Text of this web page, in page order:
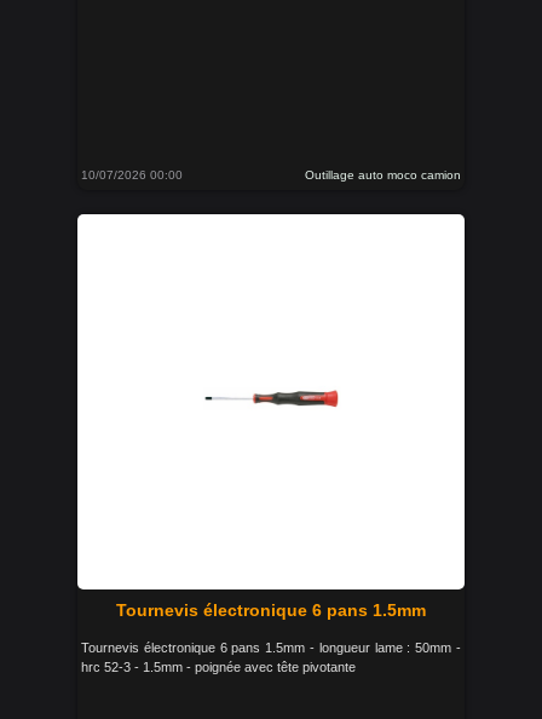
10/07/2026 00:00 Outillage auto moco camion
Tournevis électronique 6 pans 1.5mm
Tournevis électronique 6 pans 1.5mm - longueur lame : 50mm -
hrc 52-3 - 1.5mm - poignée avec tête pivotante